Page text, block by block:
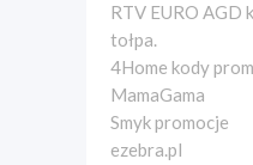
RTV EURO AGD
tołpa.
4Home kody
MamaGama
Smyk promocje
ezebra.pl